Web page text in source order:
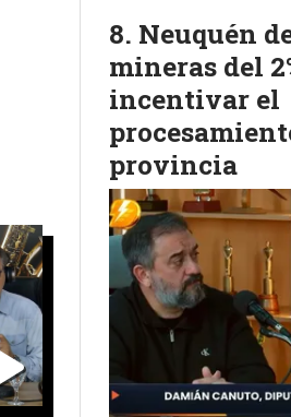
Neuquén
mineras del
incentivar el
provincia